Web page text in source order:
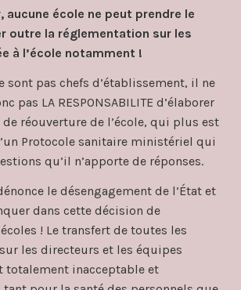
aucune école ne peut prendre le
outre la réglementation sur les
à l’école notamment !
sont pas chefs d’établissement, il ne
pas LA RESPONSABILITE d’élaborer
réouverture de l’école, qui plus est
Protocole sanitaire ministériel qui
qu’il n’apporte de réponses.
le désengagement de l’État et
dans cette décision de
! Le transfert de toutes les
les directeurs et les équipes
totalement inacceptable et